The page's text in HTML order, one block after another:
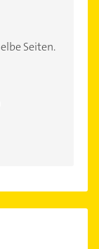
Seiten.